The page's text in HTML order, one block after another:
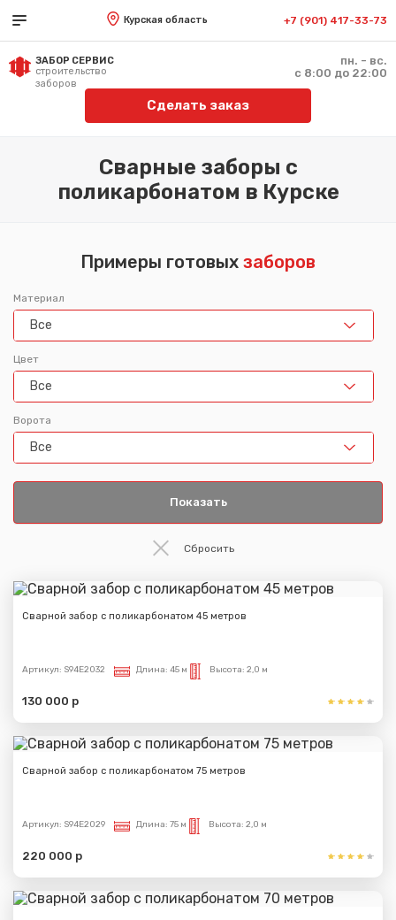
Курская область +7 (901) 417-33-73
ЗАБОР СЕРВИС
строительство
заборов
пн. - вс.
с 8:00 до 22:00
Сделать заказ
Сварные заборы с
поликарбонатом в Курске
Примеры готовых заборов
Материал
Все
Цвет
Все
Ворота
Все
Сварной забор с поликарбонатом 45 метров
Артикул: S94E2032 Длина: 45 м Высота: 2,0 м
130 000 р
Сварной забор с поликарбонатом 75 метров
Артикул: S94E2029 Длина: 75 м Высота: 2,0 м
220 000 р